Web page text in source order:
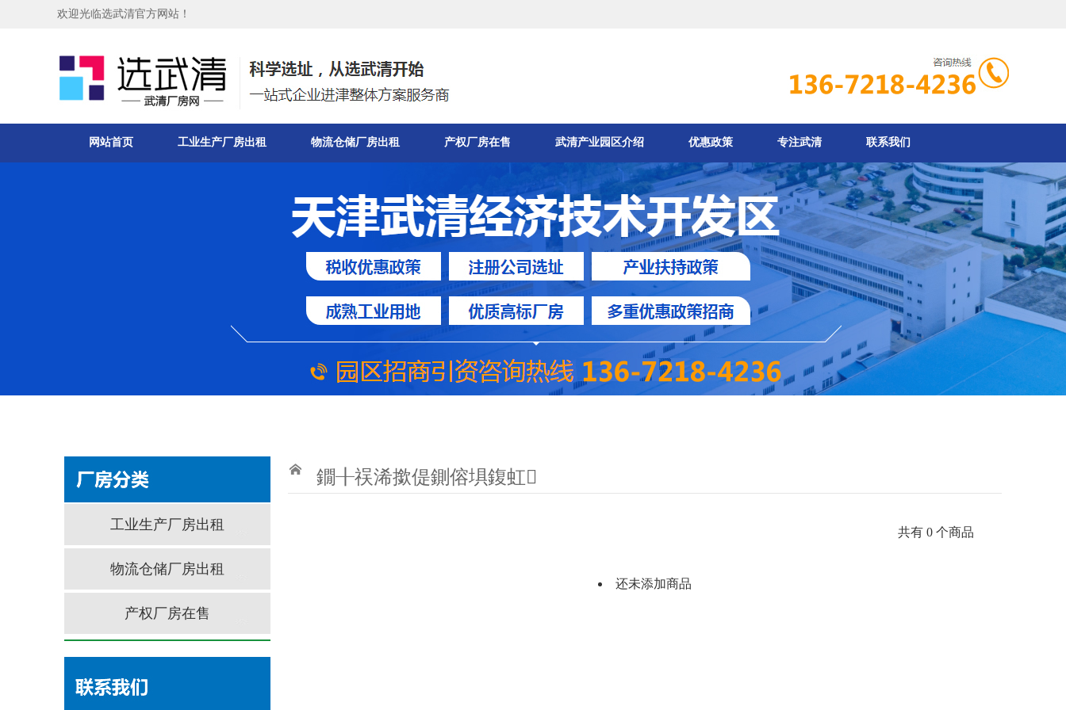
欢迎光临选武清官方网站！
网站首页 工业生产厂房出租 物流仓储厂房出租 产权厂房在售 武清产业园区介绍 优惠政策 专注武清 联系我们
工业生产厂房出租
物流仓储厂房出租
产权厂房在售
鐗╂祦浠撳偍鍘傛埧鍑虹
共有 0 个商品
还未添加商品